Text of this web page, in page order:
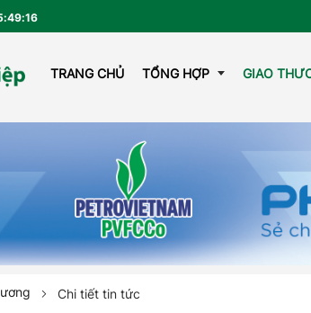
:49:17
TRANG CHỦ TỔNG HỢP
EMAGAZINE
GIAO
Chi tiết tin tức